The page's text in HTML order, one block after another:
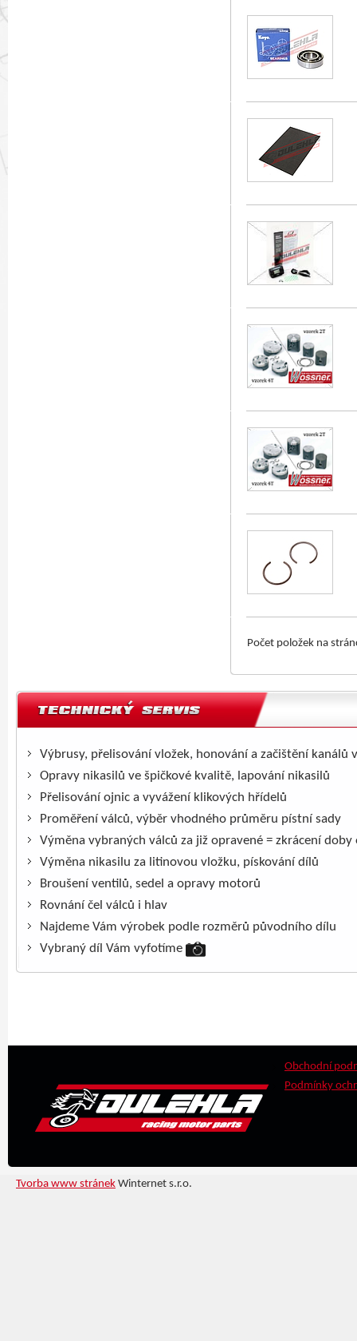
Počet položek na
Výbrusy, přelisování vložek, honování a začištění kanálů
Opravy nikasilů ve špičkové kvalitě, lapování nikasilů
Přelisování ojnic a vyvážení klikových hřídelů
Proměření válců, výběr vhodného průměru pístní sady
Výměna vybraných válců za již opravené = zkrácení doby
Výměna nikasilu za litinovou vložku, pískování dílů
Broušení ventilů, sedel a opravy motorů
Rovnání čel válců i hlav
Najdeme Vám výrobek podle rozměrů původního dílu
Vybraný díl Vám vyfotíme
Obchodní
Podmínky
Tvorba www stránek Winternet s.r.o.